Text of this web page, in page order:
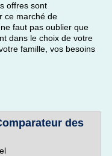
offres sont
ce marché de
faut pas oublier que
dans le choix de votre
famille, vos besoins
des